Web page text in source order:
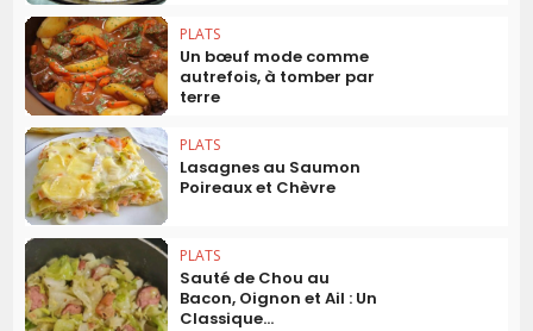
PLATS
Un bœuf mode comme
autrefois, à tomber par
terre
PLATS
Lasagnes au Saumon
Poireaux et Chèvre
PLATS
Sauté de Chou au
Bacon, Oignon et Ail : Un
Classique...